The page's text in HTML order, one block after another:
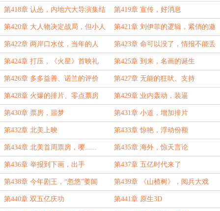
苦，是千万人的苦。
第418章 认怂，内地六大导演集结 第419章 宣传，好消息
第420章 大人物决定战局，但小人
物奔赴命运
第421章 刘伊菲的逻辑，紧俏的邀
请函
第422章 两岸口水仗，当年的人 第423章 命可以没了，情报不能丢
第424章 打压，《火星》首映礼 第425章 到来，名画的诞生
第426章 多多益善、诺兰的评价 第427章 无能的狂吠、支持
第428章 火爆的排片、零点票房 第429章 业内轰动，装逼
第430章 票房，噩梦 第431章 小道，增加排片
第432章 北美上映 第433章 惊艳，浮动份额
第434章 北美首周票房，嘤...... 第435章 海外，惊天言论
第436章 举报到下画，出手 第437章 五亿时代来了
第438章 今年剧王，“忽悠”姜闻 第439章 《山楂树》，阅兵大戏
第440章 双五亿庆功 第441章 原生3D